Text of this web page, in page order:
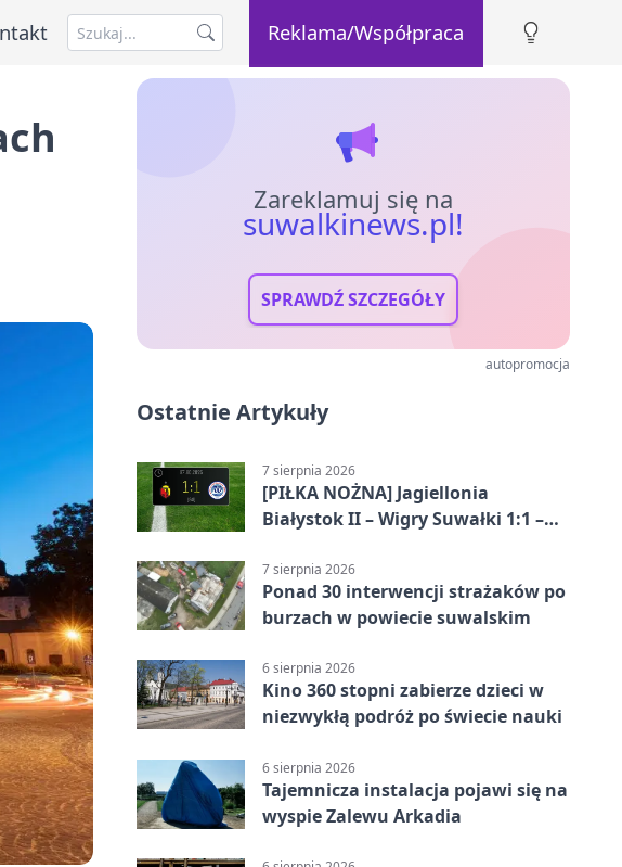
Reklama/Współpraca
Zareklamuj się na
suwalkinews.pl!
SPRAWDŹ SZCZEGÓŁY
autopromocja
Ostatnie Artykuły
7 sierpnia 2026
[PIŁKA NOŻNA] Jagiellonia
Białystok II – Wigry Suwałki 1:1 –
7 sierpnia 2026
Ponad 30 interwencji strażaków po
burzach w powiecie suwalskim
6 sierpnia 2026
Kino 360 stopni zabierze dzieci w
niezwykłą podróż po świecie nauki
6 sierpnia 2026
Tajemnicza instalacja pojawi się na
wyspie Zalewu Arkadia